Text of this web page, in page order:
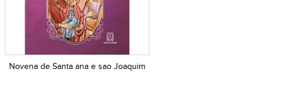
Novena de Santa ana e sao Joaquim